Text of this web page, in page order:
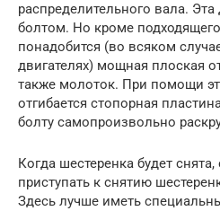
распределительного вала. Эта
болтом. Но кроме
понадобится (во всяком
двигателях) мощная плоская
также молоток. При помощи
отгибается стопорная
болту самопроизвольно
Когда шестеренка будет
приступать к снятию
Здесь лучше иметь